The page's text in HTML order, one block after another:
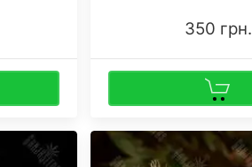
350 грн.